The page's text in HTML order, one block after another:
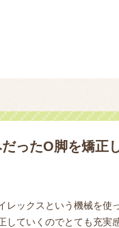
ったO脚を矯正
レックスという機械を使
していくのでとても充実